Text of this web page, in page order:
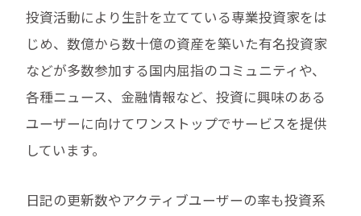
投資活動により生計を立てている専業投資家をは
じめ、数億から数十億の資産を築いた有名投資家
などが多数参加する国内屈指のコミュニティや、
各種ニュース、金融情報など、投資に興味のある
ユーザーに向けてワンストップでサービスを提供
しています。
日記の更新数やアクティブユーザーの率も投資系